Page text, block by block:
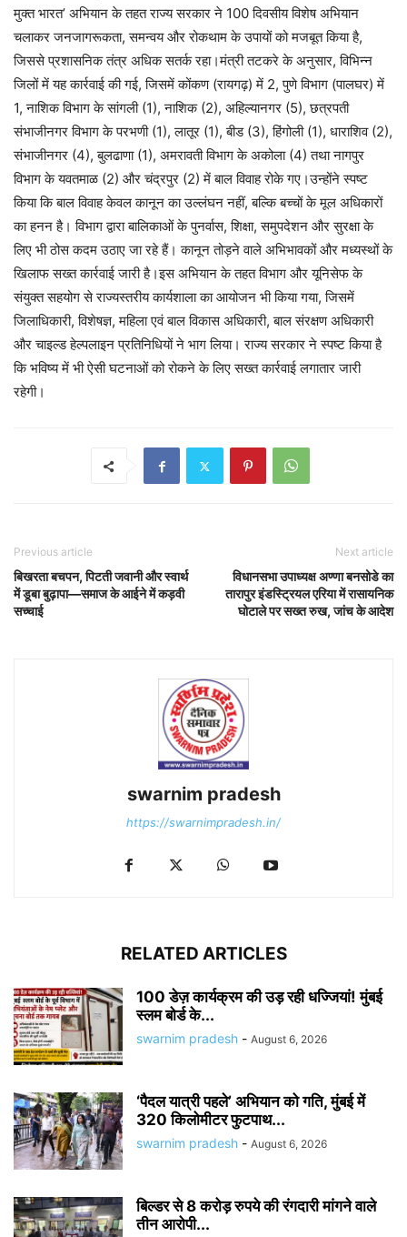
मुक्त भारत’ अभियान के तहत राज्य सरकार ने 100 दिवसीय विशेष अभियान
चलाकर जनजागरूकता, समन्वय और रोकथाम के उपायों को मजबूत किया है,
जिससे प्रशासनिक तंत्र अधिक सतर्क रहा।मंत्री तटकरे के अनुसार, विभिन्न
जिलों में यह कार्रवाई की गई, जिसमें कोंकण (रायगढ़) में 2, पुणे विभाग (पालघर) में
1, नाशिक विभाग के सांगली (1), नाशिक (2), अहिल्यानगर (5), छत्रपती
संभाजीनगर विभाग के परभणी (1), लातूर (1), बीड (3), हिंगोली (1), धाराशिव (2),
संभाजीनगर (4), बुलढाणा (1), अमरावती विभाग के अकोला (4) तथा नागपुर
विभाग के यवतमाळ (2) और चंद्रपुर (2) में बाल विवाह रोके गए।उन्होंने स्पष्ट
किया कि बाल विवाह केवल कानून का उल्लंघन नहीं, बल्कि बच्चों के मूल अधिकारों
का हनन है। विभाग द्वारा बालिकाओं के पुनर्वास, शिक्षा, समुपदेशन और सुरक्षा के
लिए भी ठोस कदम उठाए जा रहे हैं। कानून तोड़ने वाले अभिभावकों और मध्यस्थों के
खिलाफ सख्त कार्रवाई जारी है।इस अभियान के तहत विभाग और यूनिसेफ के
संयुक्त सहयोग से राज्यस्तरीय कार्यशाला का आयोजन भी किया गया, जिसमें
जिलाधिकारी, विशेषज्ञ, महिला एवं बाल विकास अधिकारी, बाल संरक्षण अधिकारी
और चाइल्ड हेल्पलाइन प्रतिनिधियों ने भाग लिया। राज्य सरकार ने स्पष्ट किया है
कि भविष्य में भी ऐसी घटनाओं को रोकने के लिए सख्त कार्रवाई लगातार जारी
रहेगी।
Previous article
बिखरता बचपन, पिटती जवानी और स्वार्थ
में डूबा बुढ़ापा—समाज के आईने में कड़वी
सच्चाई
Next article
विधानसभा उपाध्यक्ष अण्णा बनसोडे का
तारापुर इंडस्ट्रियल एरिया में रासायनिक
घोटाले पर सख्त रुख, जांच के आदेश
swarnim pradesh
https://swarnimpradesh.in/
RELATED ARTICLES
100 डेज़ कार्यक्रम की उड़ रही धज्जियां! मुंबई
स्लम बोर्ड के...
swarnim pradesh - August 6, 2026
‘पैदल यात्री पहले’ अभियान को गति, मुंबई में
320 किलोमीटर फुटपाथ...
swarnim pradesh - August 6, 2026
बिल्डर से 8 करोड़ रुपये की रंगदारी मांगने वाले
तीन आरोपी...